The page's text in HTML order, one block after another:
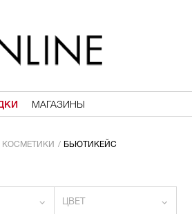
МАГАЗИНЫ
БЬЮТИКЕЙС
ЦВЕТ